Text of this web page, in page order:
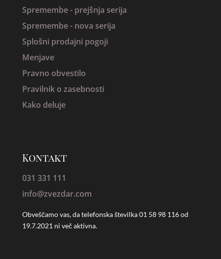
Spremembe - prejšnja serija
Spremembe - nova serija
Splošni prodajni pogoji
Menjave
Pravno obvestilo
Pravilnik o zasebnosti
Kako deluje
Kontakt
031 331 111
info@zvezdar.com
Obveščamo vas, da telefonska številka01 58 98 116 od
19.7.2021 ni več aktivna.